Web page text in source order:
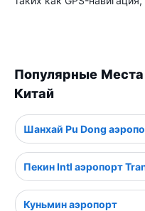
Популярные Места
Китай
Шанхай Pu Dong
Пекин Intl аэропорт
Куньмин аэропорт